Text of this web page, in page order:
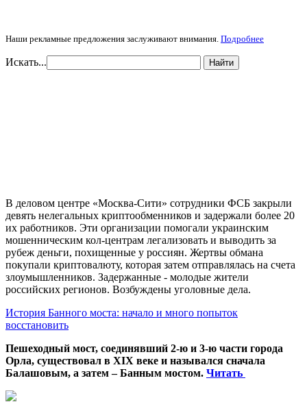
Наши рекламные предложения заслуживают внимания. Подробнее
Искать... Найти
В деловом центре «Москва-Сити» сотрудники ФСБ закрыли
девять нелегальных криптообменников и задержали более 20
их работников. Эти организации помогали украинским
мошенническим кол-центрам легализовать и выводить за
рубеж деньги, похищенные у россиян. Жертвы обмана
покупали криптовалюту, которая затем отправлялась на счета
злоумышленников. Задержанные - молодые жители
российских регионов. Возбуждены уголовные дела.
История Банного моста: начало и много попыток
восстановить
Пешеходный мост, соединявший 2-ю и 3-ю части города
Орла, существовал в XIX веке и назывался сначала
Балашовым, а затем – Банным мостом. Читать